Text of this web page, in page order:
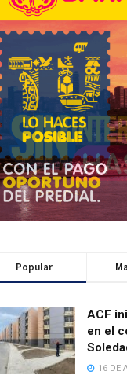
Popular
ACF
en el
16 DE